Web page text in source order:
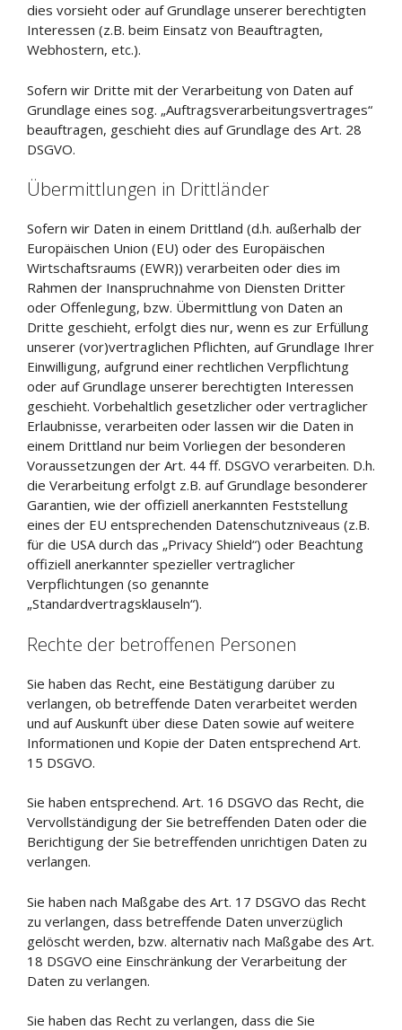
dies vorsieht oder auf Grundlage unserer berechtigten
Interessen (z.B. beim Einsatz von Beauftragten,
Webhostern, etc.).
Sofern wir Dritte mit der Verarbeitung von Daten auf
Grundlage eines sog. „Auftragsverarbeitungsvertrages“
beauftragen, geschieht dies auf Grundlage des Art. 28
DSGVO.
Übermittlungen in Drittländer
Sofern wir Daten in einem Drittland (d.h. außerhalb der
Europäischen Union (EU) oder des Europäischen
Wirtschaftsraums (EWR)) verarbeiten oder dies im
Rahmen der Inanspruchnahme von Diensten Dritter
oder Offenlegung, bzw. Übermittlung von Daten an
Dritte geschieht, erfolgt dies nur, wenn es zur Erfüllung
unserer (vor)vertraglichen Pflichten, auf Grundlage Ihrer
Einwilligung, aufgrund einer rechtlichen Verpflichtung
oder auf Grundlage unserer berechtigten Interessen
geschieht. Vorbehaltlich gesetzlicher oder vertraglicher
Erlaubnisse, verarbeiten oder lassen wir die Daten in
einem Drittland nur beim Vorliegen der besonderen
Voraussetzungen der Art. 44 ff. DSGVO verarbeiten. D.h.
die Verarbeitung erfolgt z.B. auf Grundlage besonderer
Garantien, wie der offiziell anerkannten Feststellung
eines der EU entsprechenden Datenschutzniveaus (z.B.
für die USA durch das „Privacy Shield“) oder Beachtung
offiziell anerkannter spezieller vertraglicher
Verpflichtungen (so genannte
„Standardvertragsklauseln“).
Rechte der betroffenen Personen
Sie haben das Recht, eine Bestätigung darüber zu
verlangen, ob betreffende Daten verarbeitet werden
und auf Auskunft über diese Daten sowie auf weitere
Informationen und Kopie der Daten entsprechend Art.
15 DSGVO.
Sie haben entsprechend. Art. 16 DSGVO das Recht, die
Vervollständigung der Sie betreffenden Daten oder die
Berichtigung der Sie betreffenden unrichtigen Daten zu
verlangen.
Sie haben nach Maßgabe des Art. 17 DSGVO das Recht
zu verlangen, dass betreffende Daten unverzüglich
gelöscht werden, bzw. alternativ nach Maßgabe des Art.
18 DSGVO eine Einschränkung der Verarbeitung der
Daten zu verlangen.
Sie haben das Recht zu verlangen, dass die Sie